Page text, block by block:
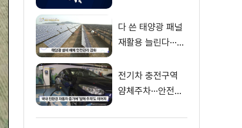
활용
다 쓴 태양광 패널
재활용 늘린다···폐
표
전기차 충전구역
얌체주차···안전신